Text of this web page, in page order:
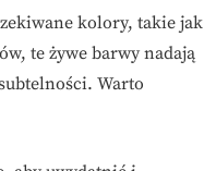
kolory, takie jak
te żywe barwy nadają
Warto